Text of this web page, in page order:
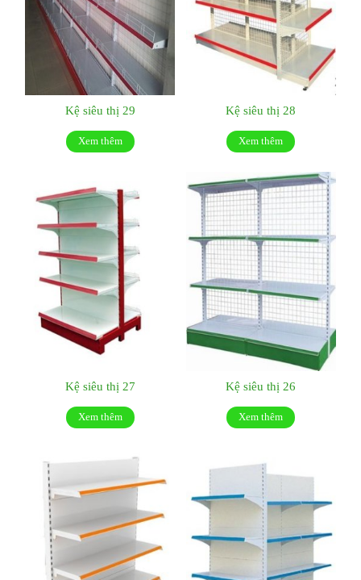
Kệ siêu thị 29
Xem thêm
Kệ siêu thị 28
Xem thêm
Kệ siêu thị 27
Xem thêm
Kệ siêu thị 26
Xem thêm